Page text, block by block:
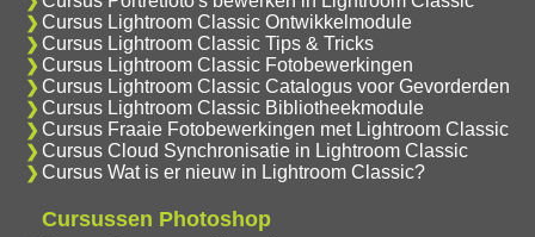
Cursus Lightroom Classic Ontwikkelmodule
Cursus Lightroom Classic Tips & Tricks
Cursus Lightroom Classic Fotobewerkingen
Cursus Lightroom Classic Catalogus voor Gevorderden
Cursus Lightroom Classic Bibliotheekmodule
Cursus Fraaie Fotobewerkingen met Lightroom Classic
Cursus Cloud Synchronisatie in Lightroom Classic
Cursus Wat is er nieuw in Lightroom Classic?
Cursussen Photoshop